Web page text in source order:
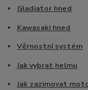
Gladiator hned
Kawasaki hned
Věrnostní systém
Jak vybrat helmu
Jak zazimovat